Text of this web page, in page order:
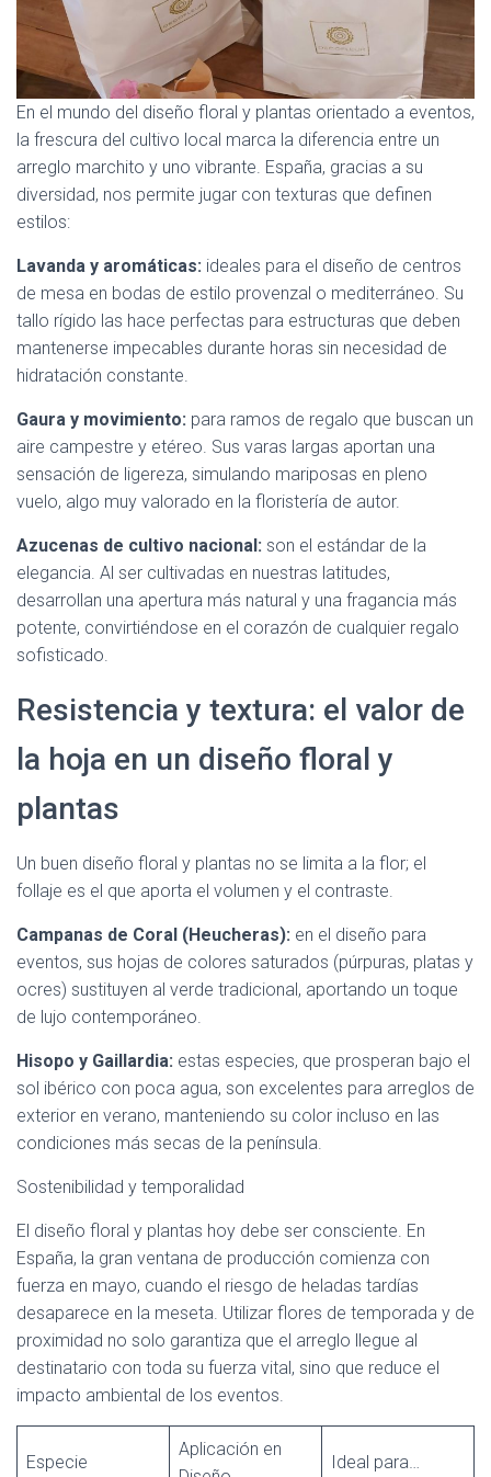
En el mundo del diseño floral y plantas orientado a eventos,
la frescura del cultivo local marca la diferencia entre un
arreglo marchito y uno vibrante. España, gracias a su
diversidad, nos permite jugar con texturas que definen
estilos:
Lavanda y aromáticas: ideales para el diseño de centros
de mesa en bodas de estilo provenzal o mediterráneo. Su
tallo rígido las hace perfectas para estructuras que deben
mantenerse impecables durante horas sin necesidad de
hidratación constante.
Gaura y movimiento: para ramos de regalo que buscan un
aire campestre y etéreo. Sus varas largas aportan una
sensación de ligereza, simulando mariposas en pleno
vuelo, algo muy valorado en la floristería de autor.
Azucenas de cultivo nacional: son el estándar de la
elegancia. Al ser cultivadas en nuestras latitudes,
desarrollan una apertura más natural y una fragancia más
potente, convirtiéndose en el corazón de cualquier regalo
sofisticado.
Resistencia y textura: el valor de
la hoja en un diseño floral y
plantas
Un buen diseño floral y plantas no se limita a la flor; el
follaje es el que aporta el volumen y el contraste.
Campanas de Coral (Heucheras): en el diseño para
eventos, sus hojas de colores saturados (púrpuras, platas y
ocres) sustituyen al verde tradicional, aportando un toque
de lujo contemporáneo.
Hisopo y Gaillardia: estas especies, que prosperan bajo el
sol ibérico con poca agua, son excelentes para arreglos de
exterior en verano, manteniendo su color incluso en las
condiciones más secas de la península.
Sostenibilidad y temporalidad
El diseño floral y plantas hoy debe ser consciente. En
España, la gran ventana de producción comienza con
fuerza en mayo, cuando el riesgo de heladas tardías
desaparece en la meseta. Utilizar flores de temporada y de
proximidad no solo garantiza que el arreglo llegue al
destinatario con toda su fuerza vital, sino que reduce el
impacto ambiental de los eventos.
Especie
Aplicación en
Ideal para…